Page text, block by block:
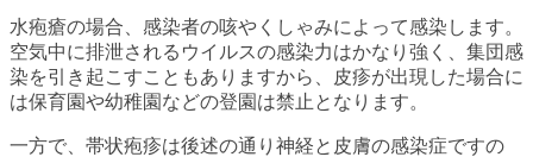
水疱瘡の場合、感染者の咳やくしゃみによって感染します。
空気中に排泄されるウイルスの感染力はかなり強く、集団感
染を引き起こすこともありますから、皮疹が出現した場合に
は保育園や幼稚園などの登園は禁止となります。
一方で、帯状疱疹は後述の通り神経と皮膚の感染症ですの